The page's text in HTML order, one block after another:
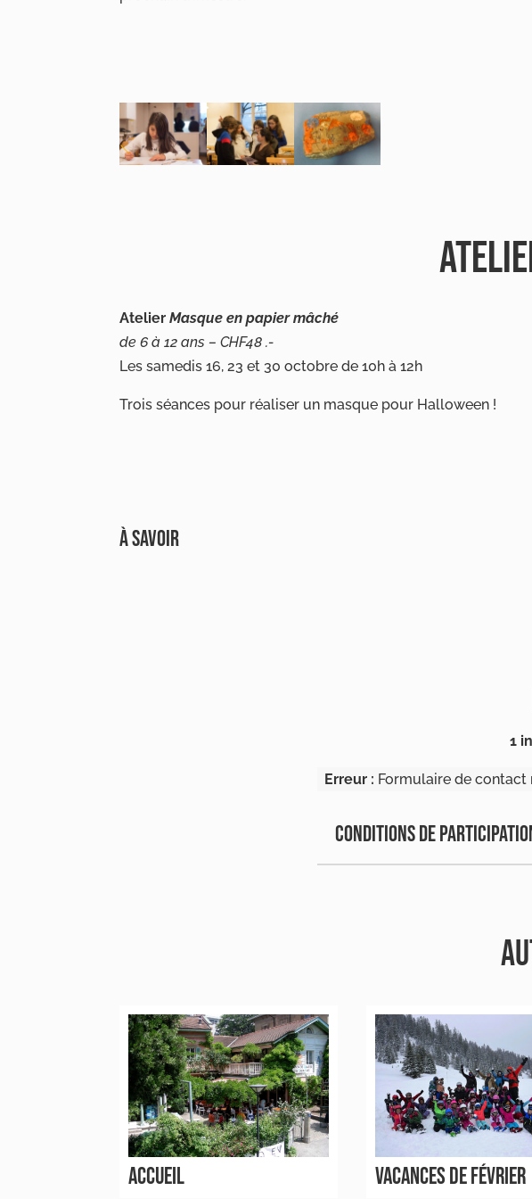
AtelierMasque en papier mâché
de 6 à 12 ans – CHF48 .-
Les samedis 16, 23 et 30 octobre de 10h à 12h
Trois séances pour réaliser un masque pour Halloween !
À SAVOIR
1
Erreur : Formulaire de contact
CONDITIONS DE
ACCUEIL VACANCES DE FÉVRIER